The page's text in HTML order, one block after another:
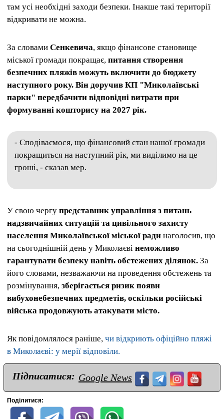
там усі необхідні заходи безпеки. Інакше такі території
відкривати не можна.
За словами Сенкевича, якщо фінансове становище
міської громади покращає, питання створення
безпечних пляжів можуть включити до бюджету
наступного року. Він доручив КП "Миколаївські
парки" передбачити відповідні витрати при
формуванні кошторису на 2027 рік.
- Сподіваємося, що фінансовий стан нашої громади
покращиться на наступний рік, ми виділимо на це
гроші, - сказав мер.
У свою чергу представник управління з питань
надзвичайних ситуацій та цивільного захисту
населення Миколаївської міської ради наголосив, що
на сьогоднішній день у Миколаєві неможливо
гарантувати безпеку навіть обстежених ділянок. За
його словами, незважаючи на проведення обстежень та
розмінування, зберігається ризик появи
вибухонебезпечних предметів, оскільки російські
війська продовжують атакувати місто.
Як повідомлялося раніше, чи відкриють офіційно пляжі
в Миколаєві: у мерії відповіли.
Підписатися: Google News
Поділитися: